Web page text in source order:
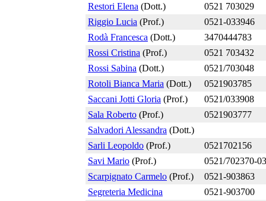
Restori Elena (Dott.)
0521 703029
Riggio Lucia (Prof.)
0521-033946
Rodà Francesca (Dott.)
3470444783
Rossi Cristina (Prof.)
0521 703432
Rossi Sabina (Dott.)
0521/703048
Rotoli Bianca Maria (Dott.)
0521903785
Saccani Jotti Gloria (Prof.)
0521/033908
Sala Roberto (Prof.)
0521903777
Salvadori Alessandra (Dott.)
Sarli Leopoldo (Prof.)
0521702156
Savi Mario (Prof.)
0521/702370-
Scarpignato Carmelo (Prof.)
0521-903863
Segreteria Medicina
0521-903700